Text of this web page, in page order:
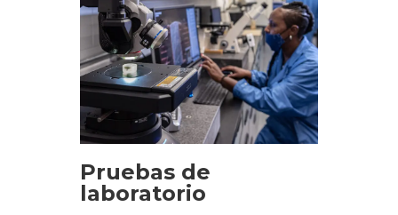
Pruebas de
laboratorio